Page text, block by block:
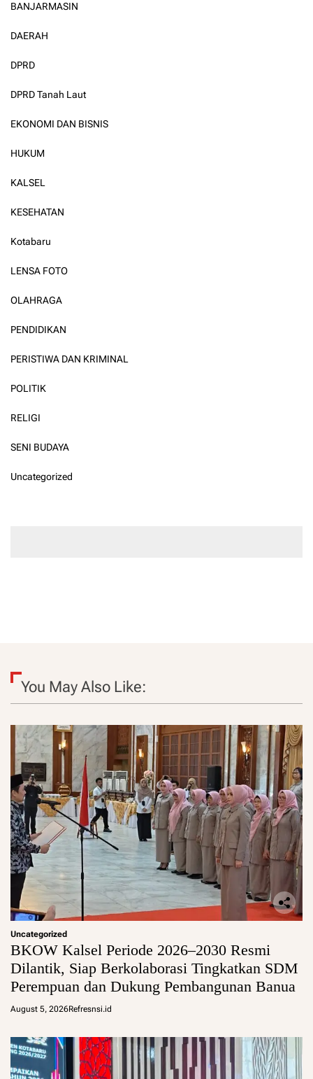
BANJARMASIN
DAERAH
DPRD
DPRD Tanah Laut
EKONOMI DAN BISNIS
HUKUM
KALSEL
KESEHATAN
Kotabaru
LENSA FOTO
OLAHRAGA
PENDIDIKAN
PERISTIWA DAN KRIMINAL
POLITIK
RELIGI
SENI BUDAYA
Uncategorized
You May Also Like:
Uncategorized
BKOW Kalsel Periode 2026–2030 Resmi
Dilantik, Siap Berkolaborasi Tingkatkan SDM
Perempuan dan Dukung Pembangunan Banua
August 5, 2026Refresnsi.id